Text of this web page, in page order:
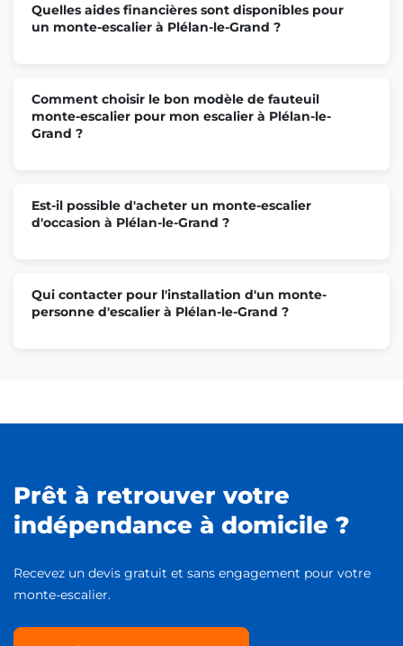
Quelles aides financières sont disponibles pour
un monte-escalier à Plélan-le-Grand ?
Comment choisir le bon modèle de fauteuil
monte-escalier pour mon escalier à Plélan-le-
Grand ?
Est-il possible d'acheter un monte-escalier
d'occasion à Plélan-le-Grand ?
Qui contacter pour l'installation d'un monte-
personne d'escalier à Plélan-le-Grand ?
Prêt à retrouver votre
indépendance à domicile ?
Recevez un devis gratuit et sans engagement pour votre
monte-escalier.